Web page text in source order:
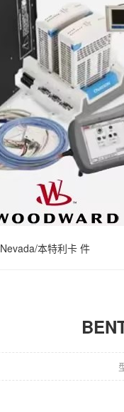
本特利卡 件